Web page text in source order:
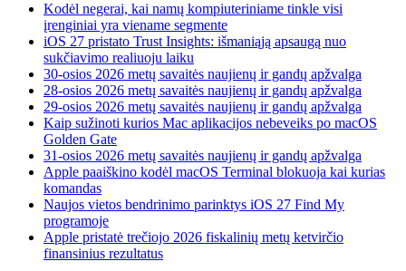
Kodėl negerai, kai namų kompiuteriniame tinkle visi
įrenginiai yra viename segmente
iOS 27 pristato Trust Insights: išmaniąją apsaugą nuo
sukčiavimo realiuoju laiku
30-osios 2026 metų savaitės naujienų ir gandų apžvalga
28-osios 2026 metų savaitės naujienų ir gandų apžvalga
29-osios 2026 metų savaitės naujienų ir gandų apžvalga
Kaip sužinoti kurios Mac aplikacijos nebeveiks po macOS
Golden Gate
31-osios 2026 metų savaitės naujienų ir gandų apžvalga
Apple paaiškino kodėl macOS Terminal blokuoja kai kurias
komandas
Naujos vietos bendrinimo parinktys iOS 27 Find My
programoje
Apple pristatė trečiojo 2026 fiskalinių metų ketvirčio
finansinius rezultatus